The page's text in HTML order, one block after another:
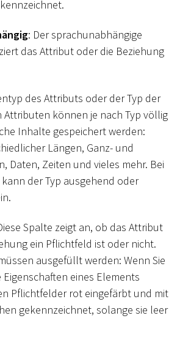
: Der sprachunabhängige
das Attribut oder die Beziehung
des Attributs oder der Typ der
Attributen können je nach Typ völlig
Inhalte gespeichert werden:
Längen, Ganz- und
Daten, Zeiten und vieles mehr. Bei
der Typ ausgehend oder
Spalte zeigt an, ob das Attribut
ein Pflichtfeld ist oder nicht.
ausgefüllt werden: Wenn Sie
Eigenschaften eines Elements
Pflichtfelder rot eingefärbt und mit
gekennzeichnet, solange sie leer